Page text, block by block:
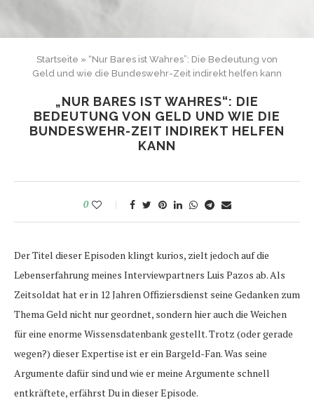
Startseite » “Nur Bares ist Wahres”: Die Bedeutung von
Geld und wie die Bundeswehr-Zeit indirekt helfen kann
„NUR BARES IST WAHRES“: DIE
BEDEUTUNG VON GELD UND WIE DIE
BUNDESWEHR-ZEIT INDIREKT HELFEN
KANN
0
Der Titel dieser Episoden klingt kurios, zielt jedoch auf die
Lebenserfahrung meines Interviewpartners Luis Pazos ab. Als
Zeitsoldat hat er in 12 Jahren Offiziersdienst seine Gedanken zum
Thema Geld nicht nur geordnet, sondern hier auch die Weichen
für eine enorme Wissensdatenbank gestellt. Trotz (oder gerade
wegen?) dieser Expertise ist er ein Bargeld-Fan. Was seine
Argumente dafür sind und wie er meine Argumente schnell
entkräftete, erfährst Du in dieser Episode.